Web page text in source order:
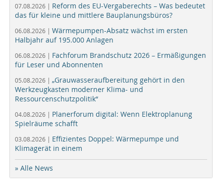
07.08.2026 | Reform des EU-Vergaberechts – Was bedeutet
das für kleine und mittlere Bauplanungsbüros?
06.08.2026 | Wärmepumpen-Absatz wächst im ersten
Halbjahr auf 195.000 Anlagen
06.08.2026 | Fachforum Brandschutz 2026 – Ermäßigungen
für Leser und Abonnenten
05.08.2026 | „Grauwasseraufbereitung gehört in den
Werkzeugkasten moderner Klima- und
Ressourcenschutzpolitik“
04.08.2026 | Planerforum digital: Wenn Elektroplanung
Spielräume schafft
03.08.2026 | Effizientes Doppel: Wärmepumpe und
Klimagerät in einem
» Alle News